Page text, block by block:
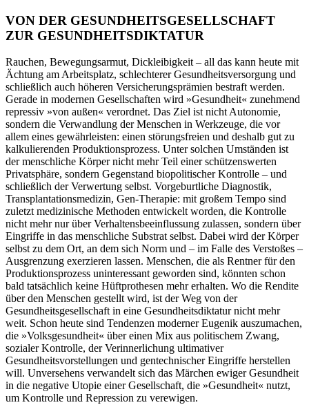
VON DER GESUNDHEITSGESELLSCHAFT
ZUR GESUNDHEITSDIKTATUR
Rauchen, Bewegungsarmut, Dickleibigkeit – all das kann heute mit
Ächtung am Arbeitsplatz, schlechterer Gesundheitsversorgung und
schließlich auch höheren Versicherungsprämien bestraft werden.
Gerade in modernen Gesellschaften wird »Gesundheit« zunehmend
repressiv »von außen« verordnet. Das Ziel ist nicht Autonomie,
sondern die Verwandlung der Menschen in Werkzeuge, die vor
allem eines gewährleisten: einen störungsfreien und deshalb gut zu
kalkulierenden Produktionsprozess. Unter solchen Umständen ist
der menschliche Körper nicht mehr Teil einer schützenswerten
Privatsphäre, sondern Gegenstand biopolitischer Kontrolle – und
schließlich der Verwertung selbst. Vorgeburtliche Diagnostik,
Transplantationsmedizin, Gen-Therapie: mit großem Tempo sind
zuletzt medizinische Methoden entwickelt worden, die Kontrolle
nicht mehr nur über Verhaltensbeeinflussung zulassen, sondern über
Eingriffe in das menschliche Substrat selbst. Dabei wird der Körper
selbst zu dem Ort, an dem sich Norm und – im Falle des Verstoßes –
Ausgrenzung exerzieren lassen. Menschen, die als Rentner für den
Produktionsprozess uninteressant geworden sind, könnten schon
bald tatsächlich keine Hüftprothesen mehr erhalten. Wo die Rendite
über den Menschen gestellt wird, ist der Weg von der
Gesundheitsgesellschaft in eine Gesundheitsdiktatur nicht mehr
weit. Schon heute sind Tendenzen moderner Eugenik auszumachen,
die »Volksgesundheit« über einen Mix aus politischem Zwang,
sozialer Kontrolle, der Verinnerlichung ultimativer
Gesundheitsvorstellungen und gentechnischer Eingriffe herstellen
will. Unversehens verwandelt sich das Märchen ewiger Gesundheit
in die negative Utopie einer Gesellschaft, die »Gesundheit« nutzt,
um Kontrolle und Repression zu verewigen.